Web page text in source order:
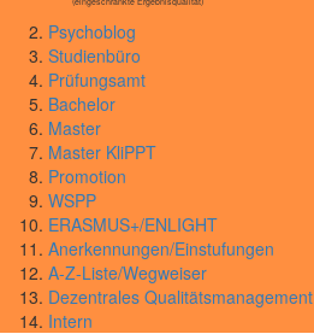
Psychoblog
Studienbüro
Prüfungsamt
Bachelor
Master
Master KliPPT
Promotion
WSPP
ERASMUS+/ENLIGHT
Anerkennungen/Einstufungen
A-Z-Liste/Wegweiser
Dezentrales Qualitätsmanagement
Intern